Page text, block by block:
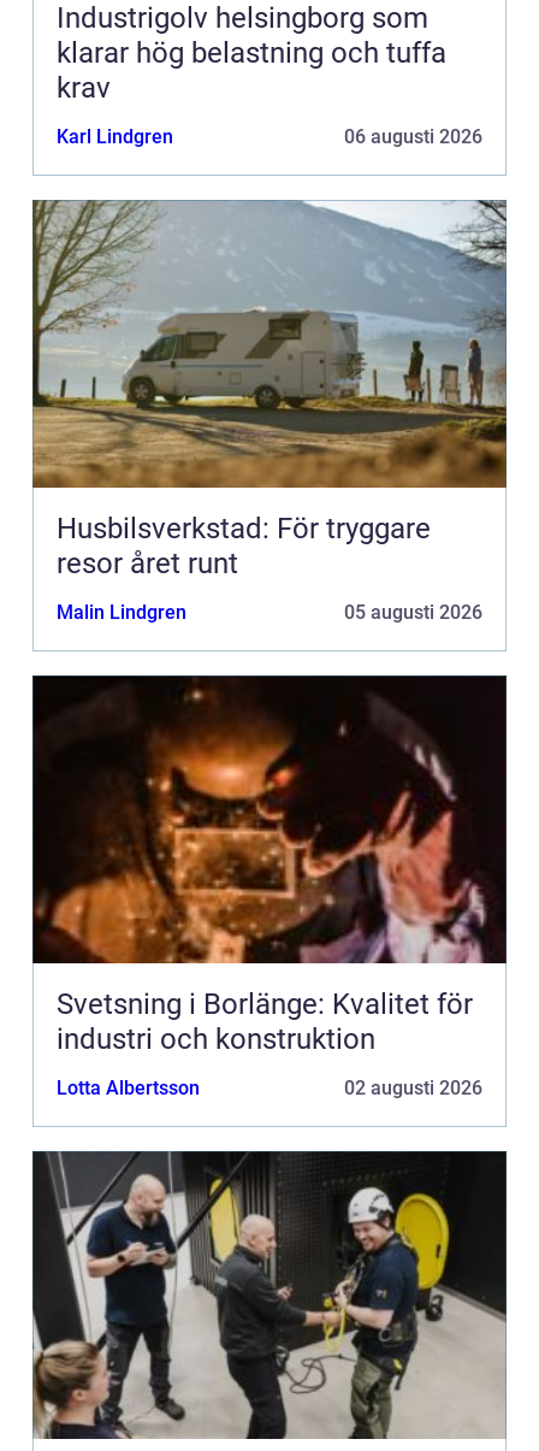
Industrigolv helsingborg som
klarar hög belastning och tuffa
krav
Karl Lindgren 06 augusti 2026
Husbilsverkstad: För tryggare
resor året runt
Malin Lindgren 05 augusti 2026
Svetsning i Borlänge: Kvalitet för
industri och konstruktion
Lotta Albertsson 02 augusti 2026